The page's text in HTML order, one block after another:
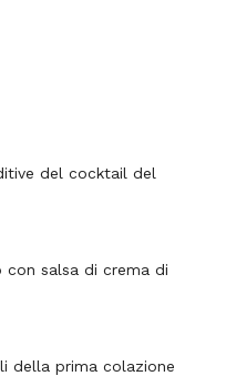
del cocktail del
con salsa di crema di
della prima colazione